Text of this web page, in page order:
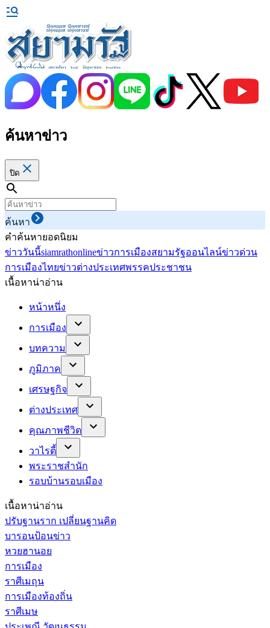
ค้นหาข่าว
ปิด
ค้นหา
คำค้นหายอดนิยม
ข่าววันนี้siamrathonlineข่าวการเมืองสยามรัฐออนไลน์ข่าวด่วน
การเมืองไทยข่าวต่างประเทศพรรคประชาชน
เนื้อหาน่าอ่าน
หน้าหนึ่ง
การเมือง
บทความ
ภูมิภาค
เศรษฐกิจ
ต่างประเทศ
คุณภาพชีวิต
วาไรตี้
พระราชสำนัก
รอบบ้านรอบเมือง
เนื้อหาน่าอ่าน
ปรับฐานราก เปลี่ยนฐานคิด
บารอนป้อนข่าว
หวยฮานอย
การเมือง
ราศีเมถุน
การเมืองท้องถิ่น
ราศีเมษ